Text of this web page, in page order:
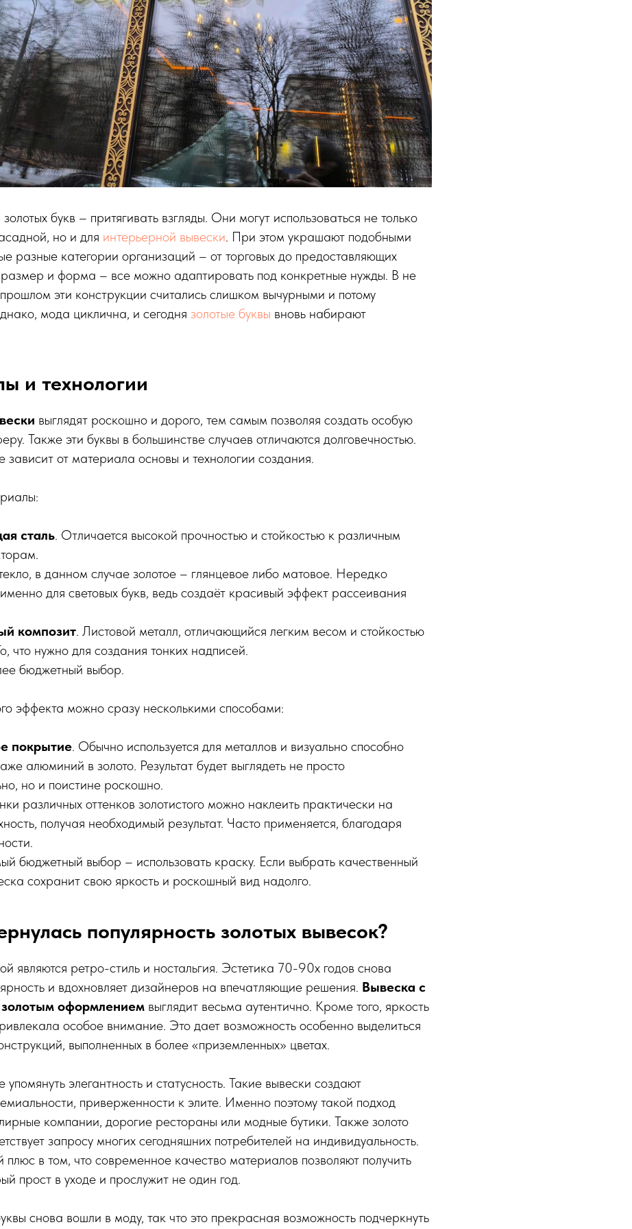
букв – притягивать взгляды. Они могут использоваться не только
но и для интерьерной вывески. При этом украшают подобными
разные категории организаций – от торговых до предоставляющих
размер и форма – все можно адаптировать под конкретные нужды. В не
эти конструкции считались слишком вычурными и потому
мода циклична, и сегодня золотые буквы вновь набирают
и технологии
выглядят роскошно и дорого, тем самым позволяя создать особую
Также эти буквы в большинстве случаев отличаются долговечностью.
зависит от материала основы и технологии создания.
сталь. Отличается высокой прочностью и стойкостью к различным
в данном случае золотое – глянцевое либо матовое. Нередко
для световых букв, ведь создаёт красивый эффект рассеивания
композит. Листовой металл, отличающийся легким весом и стойкостью
что нужно для создания тонких надписей.
бюджетный выбор.
эффекта можно сразу несколькими способами:
покрытие. Обычно используется для металлов и визуально способно
алюминий в золото. Результат будет выглядеть не просто
но и поистине роскошно.
различных оттенков золотистого можно наклеить практически на
получая необходимый результат. Часто применяется, благодаря
бюджетный выбор – использовать краску. Если выбрать качественный
сохранит свою яркость и роскошный вид надолго.
популярность золотых вывесок?
являются ретро-стиль и ностальгия. Эстетика 70-90х годов снова
и вдохновляет дизайнеров на впечатляющие решения. Вывеска с
золотым оформлением выглядит весьма аутентично. Кроме того, яркость
особое внимание. Это дает возможность особенно выделиться
выполненных в более «приземленных» цветах.
упомянуть элегантность и статусность. Такие вывески создают
приверженности к элите. Именно поэтому такой подход
компании, дорогие рестораны или модные бутики. Также золото
запросу многих сегодняшних потребителей на индивидуальность.
плюс в том, что современное качество материалов позволяют получить
прост в уходе и прослужит не один год.
снова вошли в моду, так что это прекрасная возможность подчеркнуть